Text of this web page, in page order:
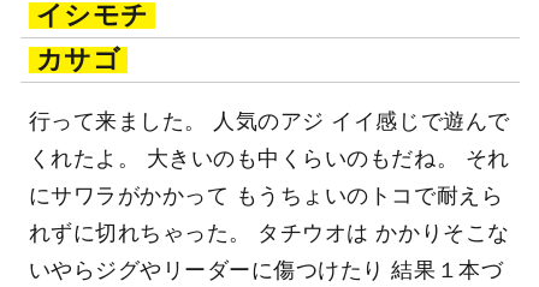
イシモチ
カサゴ
行って来ました。 人気のアジ イイ感じで遊んで
くれたよ。 大きいのも中くらいのもだね。 それ
にサワラがかかって もうちょいのトコで耐えら
れずに切れちゃった。 タチウオは かかりそこな
いやらジグやリーダーに傷つけたり 結果１本づ